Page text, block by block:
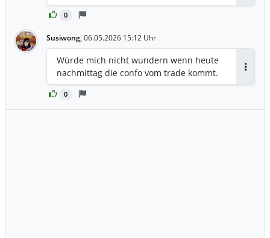
0
Susiwong, 06.05.2026 15:12 Uhr
0
Würde mich nicht wundern wenn heute
nachmittag die confo vom trade kommt.